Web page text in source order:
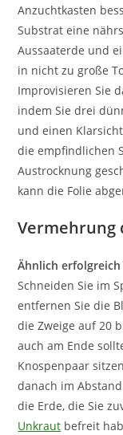
Anzuchtkasten
Substrat eine
Aussaaterde und
in nicht zu große
Improvisieren Sie
indem Sie drei
und einen
die empfindlichen
Austrocknung
kann die Folie
Vermehrung
Ähnlich
Schneiden Sie im
entfernen Sie die
die Zweige auf 20
auch am Ende
Knospenpaar
danach im
die Erde, die Sie
Unkraut befreit